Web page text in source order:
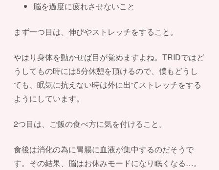
脳を過度に疲れさせないこと
まず一つ目は、伸びやストレッチをすること。
やはり身体を動かせば目が覚めますよね。TRIDではど
うしてもの時には5分休憩を頂けるので、僕もどうし
ても、眠気に抗えない時は外に出てストレッチをする
ようにしています。
2つ目は、ご飯の食べ方に気を付けること。
食後は消化の為に胃腸に血液が集中するのだそうで
す。その結果、脳はお休みモードになり眠くなる…。